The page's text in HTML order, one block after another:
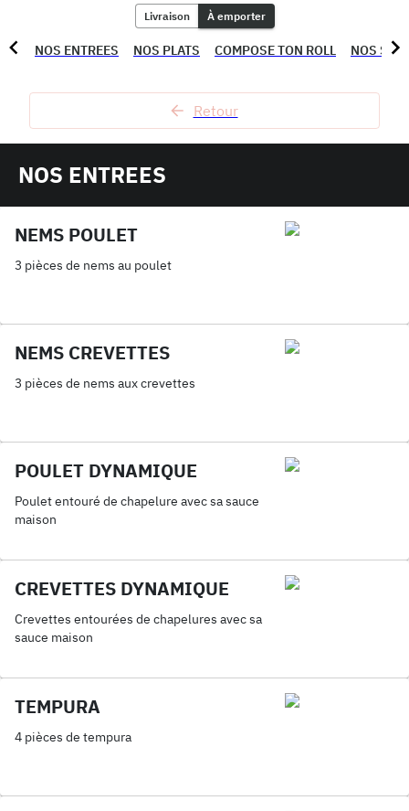
NOS ENTREES NOS PLATS COMPOSE TON ROLL NOS
Livraison À emporter
Retour
NOS ENTREES
NEMS POULET
3 pièces de nems au poulet
NEMS CREVETTES
3 pièces de nems aux crevettes
POULET DYNAMIQUE
Poulet entouré de chapelure avec sa sauce
maison
CREVETTES DYNAMIQUE
Crevettes entourées de chapelures avec sa
sauce maison
TEMPURA
4 pièces de tempura